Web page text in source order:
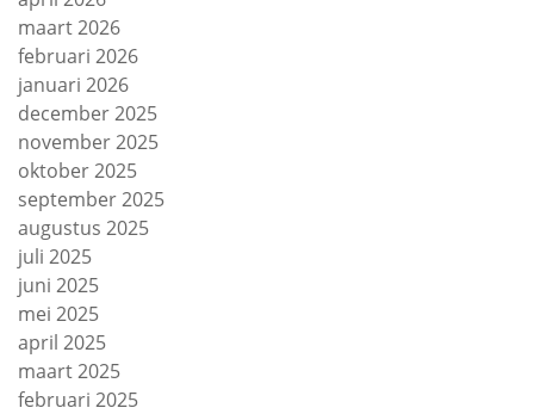
maart 2026
februari 2026
januari 2026
december 2025
november 2025
oktober 2025
september 2025
augustus 2025
juli 2025
juni 2025
mei 2025
april 2025
maart 2025
februari 2025